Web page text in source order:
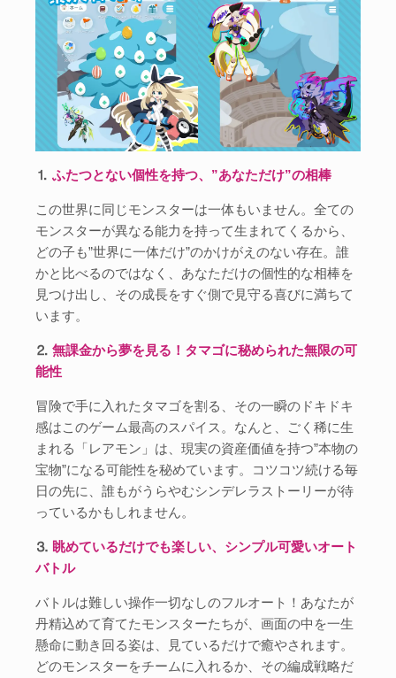
⒈ふたつとない個性を持つ、”あなただけ”の相棒
この世界に同じモンスターは一体もいません。全ての
モンスターが異なる能力を持って生まれてくるから、
どの子も”世界に一体だけ”のかけがえのない存在。誰
かと比べるのではなく、あなただけの個性的な相棒を
見つけ出し、その成長をすぐ側で見守る喜びに満ちて
います。
⒉無課金から夢を見る！タマゴに秘められた無限の可
能性
冒険で手に入れたタマゴを割る、その一瞬のドキドキ
感はこのゲーム最高のスパイス。なんと、ごく稀に生
まれる「レアモン」は、現実の資産価値を持つ”本物の
宝物”になる可能性を秘めています。コツコツ続ける毎
日の先に、誰もがうらやむシンデレラストーリーが待
っているかもしれません。
⒊ 眺めているだけでも楽しい、シンプル可愛いオート
バトル
バトルは難しい操作一切なしのフルオート！あなたが
丹精込めて育てたモンスターたちが、画面の中を一生
懸命に動き回る姿は、見ているだけで癒やされます。
どのモンスターをチームに入れるか、その編成戦略だ